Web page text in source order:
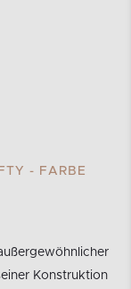
- FARBE
Konstruktion